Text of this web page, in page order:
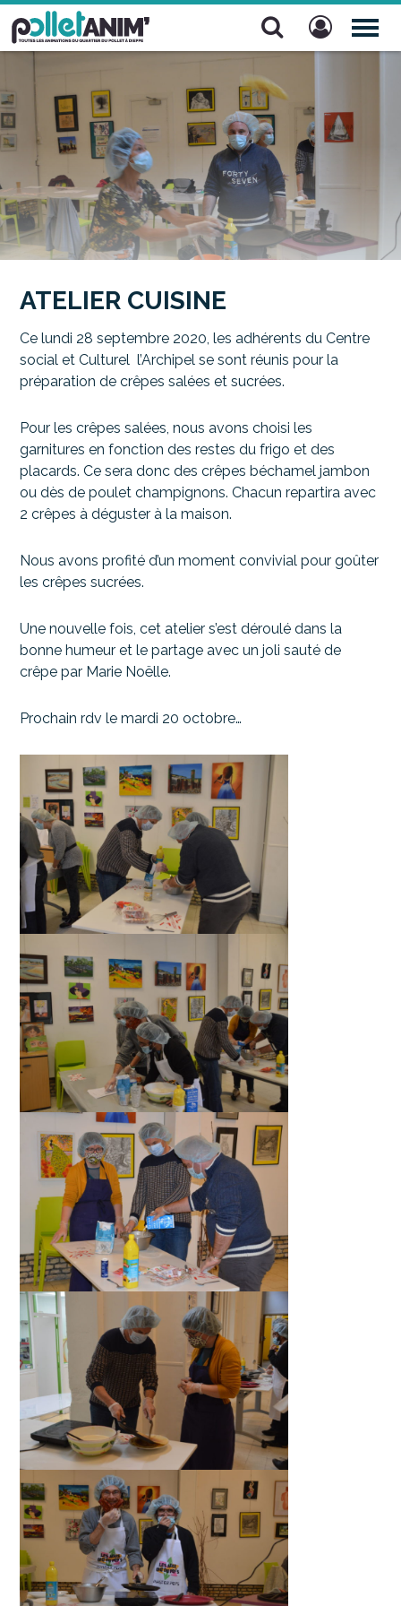
Pollet Anim'
ATELIER CUISINE
Ce lundi 28 septembre 2020, les adhérents du Centre
social et Culturel l’Archipel se sont réunis pour la
préparation de crêpes salées et sucrées.
Pour les crêpes salées, nous avons choisi les
garnitures en fonction des restes du frigo et des
placards. Ce sera donc des crêpes béchamel jambon
ou dès de poulet champignons. Chacun repartira avec
2 crêpes à déguster à la maison.
Nous avons profité d’un moment convivial pour goûter
les crêpes sucrées.
Une nouvelle fois, cet atelier s’est déroulé dans la
bonne humeur et le partage avec un joli sauté de
crêpe par Marie Noëlle.
Prochain rdv le mardi 20 octobre…